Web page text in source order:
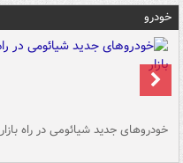
خودرو
خودروهای جدید شیائومی در راه بازار